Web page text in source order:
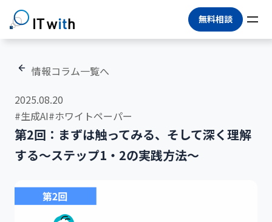
無料相談
情報コラム一覧へ
2025.08.20
#生成AI#ホワイトペーパー
第2回：まずは触ってみる、そして深く理解
する〜ステップ1・2の実践方法〜